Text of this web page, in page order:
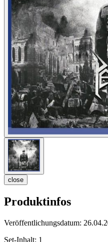
close
Produktinfos
Veröffentlichungsdatum:
Set-Inhalt: 1